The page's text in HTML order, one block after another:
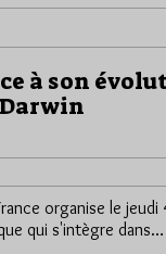
à son
organise le
qui s'intègre dans…